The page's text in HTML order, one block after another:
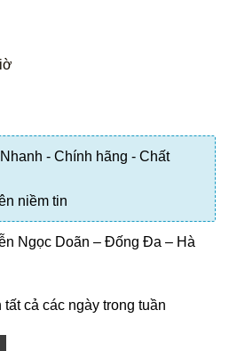
Nhanh - Chính hãng - Chất
niềm tin
Ngọc Doãn – Đống Đa – Hà
tất cả các ngày trong tuần